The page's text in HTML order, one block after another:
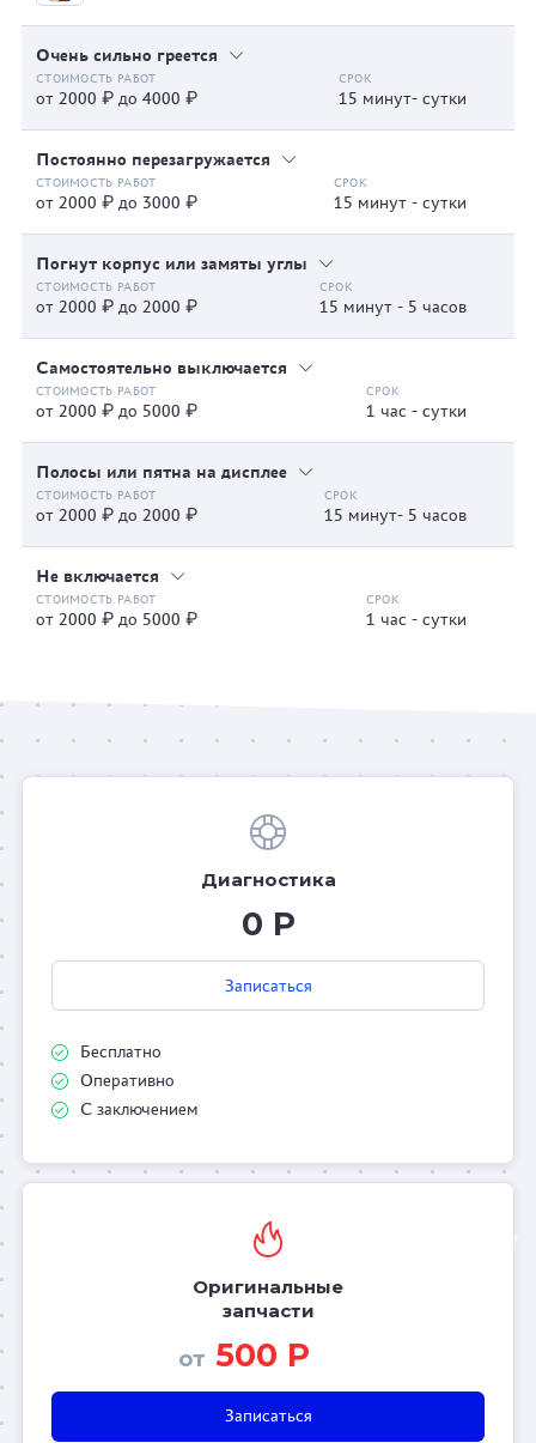
Очень сильно греется
от 2000 ₽ до 4000 ₽ 15 минут- сутки
Постоянно перезагружается
от 2000 ₽ до 3000 ₽ 15 минут - сутки
Погнут корпус или замяты углы
от 2000 ₽ до 2000 ₽ 15 минут - 5 часов
Самостоятельно выключается
от 2000 ₽ до 5000 ₽ 1 час - сутки
Полосы или пятна на дисплее
от 2000 ₽ до 2000 ₽ 15 минут- 5 часов
Не включается
от 2000 ₽ до 5000 ₽ 1 час - сутки
Диагностика
0 Р
Записаться
Бесплатно
Оперативно
С заключением
Оригинальные
запчасти
от 500 Р
Записаться